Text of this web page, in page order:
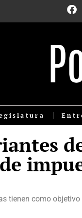
tienen como